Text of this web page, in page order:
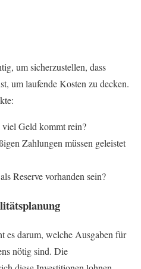
um sicherzustellen, dass
um laufende Kosten zu decken.
Geld kommt rein?
Zahlungen müssen geleistet
Reserve vorhanden sein?
es darum, welche Ausgaben für
nötig sind. Die